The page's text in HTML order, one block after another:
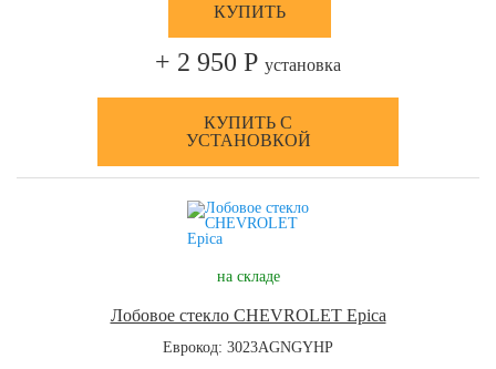
КУПИТЬ
+ 2 950 Р установка
КУПИТЬ С
УСТАНОВКОЙ
на складе
Лобовое стекло CHEVROLET Epica
Еврокод: 3023AGNGYHP